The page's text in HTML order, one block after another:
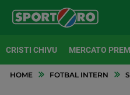
CRISTI CHIVU MERCATO
HOME FOTBAL INTERN